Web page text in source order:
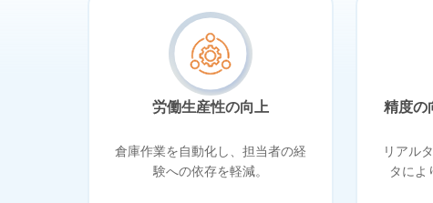
労働生産性の向上
倉庫作業を自動化し、担当者の経
験への依存を軽減。
精度の
リアル
タによ